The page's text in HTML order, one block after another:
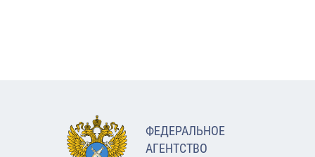
ФЕДЕРАЛЬНОЕ
АГЕНТСТВО